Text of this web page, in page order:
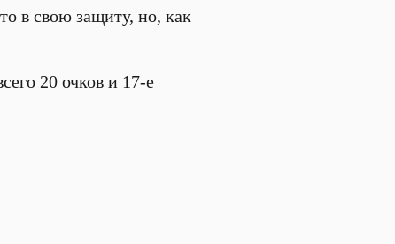
в свою защиту, но, как
20 очков и 17-е